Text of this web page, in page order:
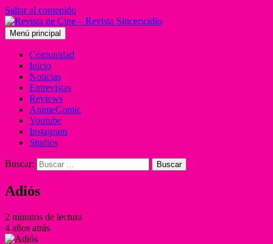
Saltar al contenido
Menú principal
Comunidad
Inicio
Noticias
Entrevistas
Reviews
AnimeComic
Youtube
Instagram
Studios
Buscar:
Adiós
2 minutos de lectura
4 años atrás